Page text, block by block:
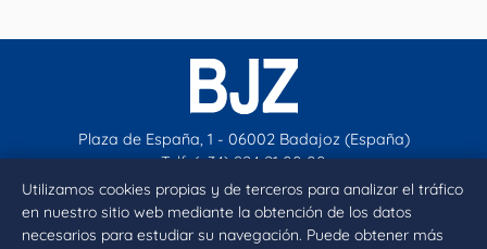
Utilizamos cookies propias y de terceros para analizar el tráfico
en nuestro sitio web mediante la obtención de los datos
necesarios para estudiar su navegación. Puede obtener más
Plaza de España, 1 - 06002 Badajoz (España)
Telf. (+34) 924 21 00 00
contacto@aytobadajoz.es